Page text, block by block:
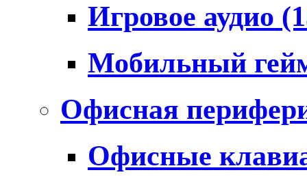
Игровое аудио
Мобильный
Офисная
Офисные